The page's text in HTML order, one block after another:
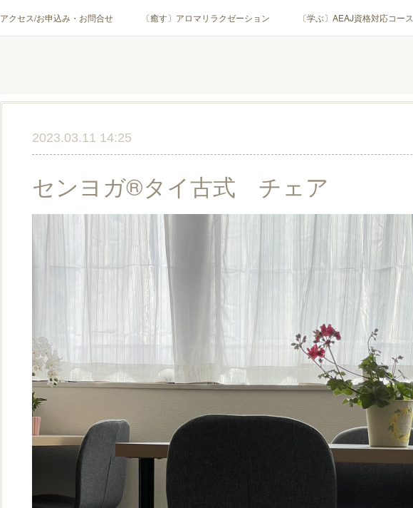
アクセス/お申込み・お問合せ 〔癒す〕アロマリラクゼーション 〔学ぶ〕AEAJ資格対応コース
2023.03.11 14:25
センヨガ®︎タイ古式 チェア